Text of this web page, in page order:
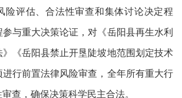
险评估、合法性审查和集体讨论决定程
与重大决策论证，对《岳阳县再生水利
《岳阳县禁止开垦陡坡地范围划定技术
行前置法律风险审查，全年所有重大行
查，确保决策科学民主合法。